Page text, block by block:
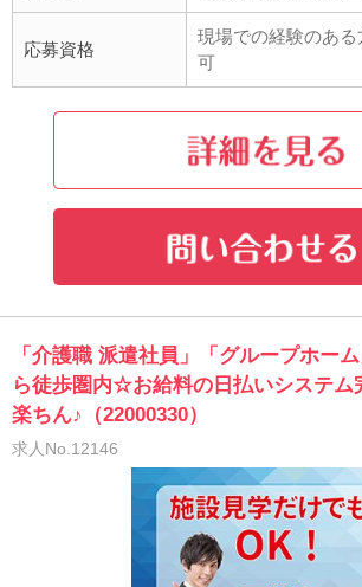
応募資格
現場での経験のあ
可
「介護職 派遣社員」「グループホー
ら徒歩圏内☆お給料の日払いシステム
楽ちん♪（22000330）
求人No.12146